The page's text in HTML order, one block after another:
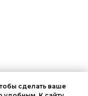
сделать ваше